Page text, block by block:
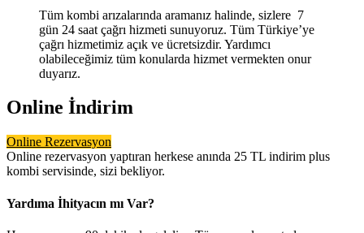
Tüm kombi arızalarında aramanız halinde, sizlere 7
gün 24 saat çağrı hizmeti sunuyoruz. Tüm Türkiye’ye
çağrı hizmetimiz açık ve ücretsizdir. Yardımcı
olabileceğimiz tüm konularda hizmet vermekten onur
duyarız.
Online İndirim
Online Rezervasyon
Online rezervasyon yaptıran herkese anında 25 TL indirim plus
kombi servisinde, sizi bekliyor.
Yardıma İhityacın mı Var?